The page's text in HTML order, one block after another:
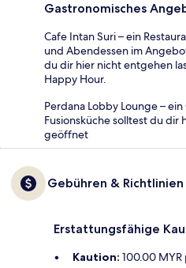
Gastronomisches
Cafe Intan Suri – ein
und Abendessen im
du dir hier nicht entgehen
Happy Hour.
Perdana Lobby Lounge –
Fusionsküche solltest du dir
geöffnet
Gebühren & Richtlinien
Erstattungsfähige
Kaution: 100.00